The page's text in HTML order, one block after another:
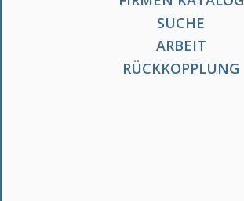
SUCHE
ARBEIT
RÜCKKOPPLUNG